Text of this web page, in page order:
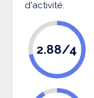
d'activité.
2.88/4